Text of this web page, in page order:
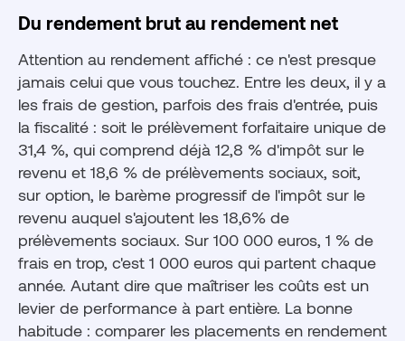
Du rendement brut au rendement net
Attention au rendement affiché : ce n'est presque
jamais celui que vous touchez. Entre les deux, il y a
les frais de gestion, parfois des frais d'entrée, puis
la fiscalité : soit le prélèvement forfaitaire unique de
31,4 %, qui comprend déjà 12,8 % d'impôt sur le
revenu et 18,6 % de prélèvements sociaux, soit,
sur option, le barème progressif de l'impôt sur le
revenu auquel s'ajoutent les 18,6% de
prélèvements sociaux. Sur 100 000 euros, 1 % de
frais en trop, c'est 1 000 euros qui partent chaque
année. Autant dire que maîtriser les coûts est un
levier de performance à part entière. La bonne
habitude : comparer les placements en rendement